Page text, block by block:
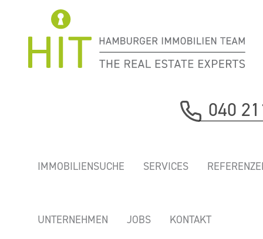
040
IMMOBILIENSUCHE SERVICES
UNTERNEHMEN JOBS KONTAKT
„BOA VISTA” -
ELBE MIT